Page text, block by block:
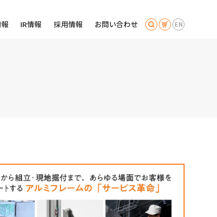
IR情報 採用情報 お問い合わせ EN